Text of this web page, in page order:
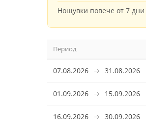
Нощувки повече от 7 дни
Период
07.08.2026 → 31.08.2026
01.09.2026 → 15.09.2026
16.09.2026 → 30.09.2026